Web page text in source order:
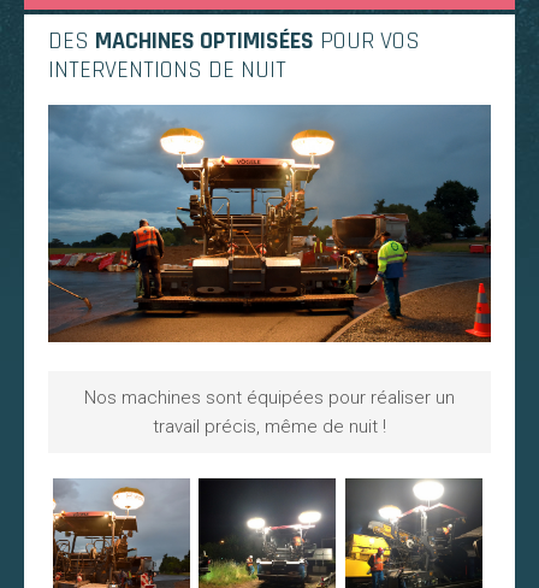
DES MACHINES OPTIMISÉES POUR VOS
INTERVENTIONS DE NUIT
Nos machines sont équipées pour réaliser un
travail précis, même de nuit !